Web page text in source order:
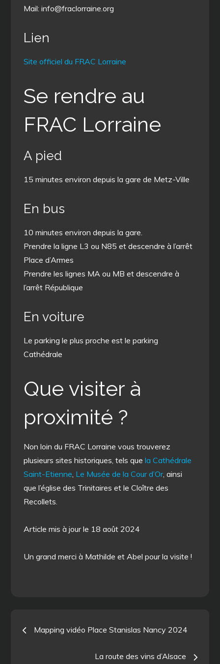
Mail: info@fraclorraine.org
Lien
Site officiel du FRAC Lorraine
Se rendre au
FRAC Lorraine
A pied
15 minutes environ depuis la gare de Metz-Ville
En bus
10 minutes environ depuis la gare.
Prendre la ligne L3 ou N85 et descendre à l’arrêt
Place d’Armes
Prendre les lignes MA ou MB et descendre à
l’arrêt République
En voiture
Le parking le plus proche est le parking
Cathédrale
Que visiter à
proximité ?
Non loin du FRAC Lorraine vous trouverez
plusieurs sites historiques, tels quela Cathédrale
Saint-Etienne, Le Musée de la Cour d’Or, ainsi
que l’église des Trinitaires et le Cloître des
Recollets.
Article mis à jour le 18 août 2024
Un grand merci à Mathilde et Abel pour la visite !
Navigation
Mapping vidéo Place Stanislas Nancy 2024
La route des vins d’Alsace